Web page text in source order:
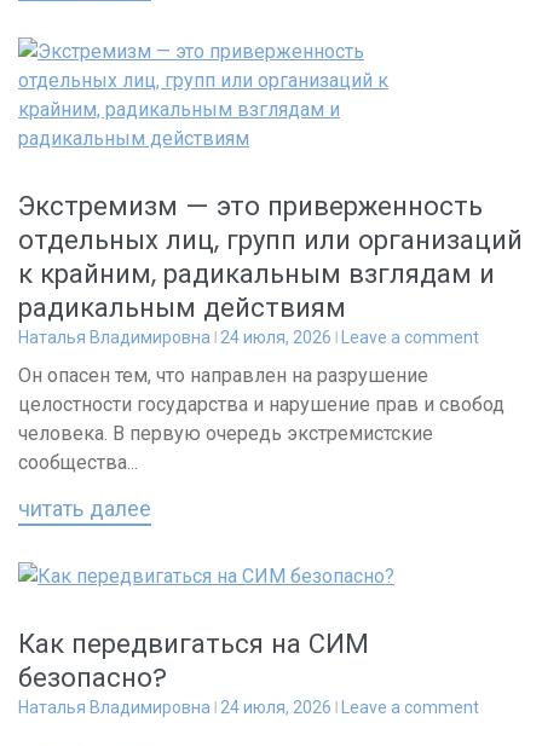
Экстремизм — это приверженность
отдельных лиц, групп или организаций
к крайним, радикальным взглядам и
радикальным действиям
Наталья Владимировна 24 июля, 2026 Leave a comment
Он опасен тем, что направлен на разрушение
целостности государства и нарушение прав и свобод
человека. В первую очередь экстремистские
сообщества...
читать далее
Как передвигаться на СИМ
безопасно?
Наталья Владимировна 24 июля, 2026 Leave a comment